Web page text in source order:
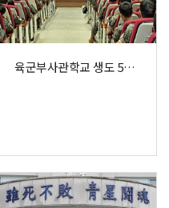
육군부사관학교 생도 530명 대상 『훈민정음 오해와 진실』 특별 강연